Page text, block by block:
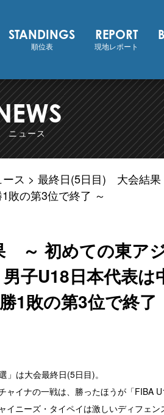
STANDINGS
順位表
REPORT
現地レポート
ニュース
ス
最終日(5日目) 大会結
敗の第3位で終了 ～
～ 初めての東ア
子U18日本代表は
1敗の第3位で終了
は大会最終日(5日目)。
イナの一戦は、勝ったほうが「FIBA
ニーズ・タイペイは激しいディフェ